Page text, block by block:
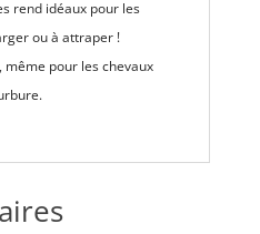
rend idéaux pour les
ou à attraper !
même pour les chevaux